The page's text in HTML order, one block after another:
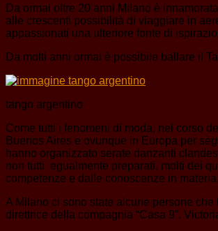
Da ormai oltre 20 anni Milano è
alle crescenti possibilità di viaggiare in
appassionati una ulteriore fonte di
Da molti anni ormai è possibile ballare il
tango argentino
Come tutti i fenomeni di moda, nel corso
Buenos Aires e ovunque in Europa per
hanno organizzato serate danzanti
non tutti egualmente preparati, molti dei
competenze e dalle conoscenze in materia.
A Milano ci sono state alcune persone
direttrice della compagnia “Casa 9”.